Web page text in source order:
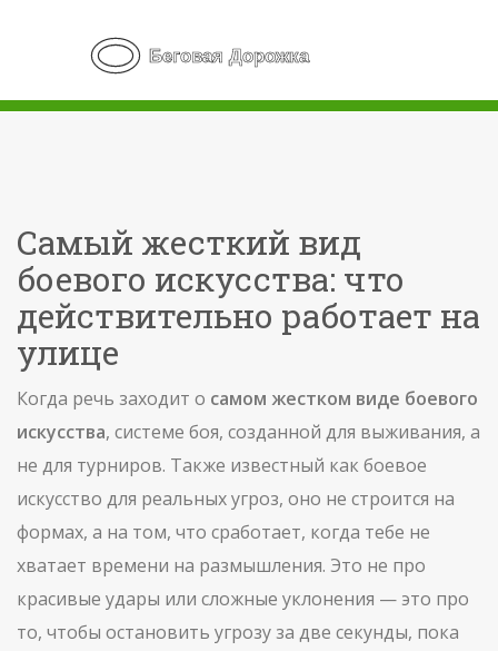
Самый жесткий вид
боевого искусства: что
действительно работает на
улице
Когда речь заходит о самом жестком виде боевого
искусства, системе боя, созданной для выживания, а
не для турниров. Также известный как боевое
искусство для реальных угроз, оно не строится на
формах, а на том, что сработает, когда тебе не
хватает времени на размышления. Это не про
красивые удары или сложные уклонения — это про
то, чтобы остановить угрозу за две секунды, пока